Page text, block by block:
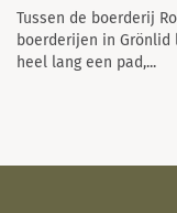
Tussen de boerderij
boerderijen in Grönlid
heel lang een pad,...